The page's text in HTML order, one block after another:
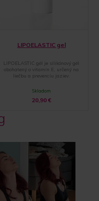
LIPOELASTIC gel
LIPOELASTIC gél je silikónový gél
obohatený o vitamín E, určený na
liečbu a prevenciu jaziev.
Skladom
20,90 €